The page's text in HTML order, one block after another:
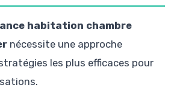
habitation chambre
nécessite une approche
les plus efficaces pour